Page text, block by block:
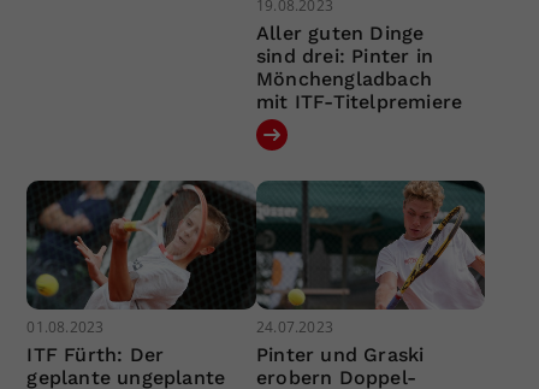
19.08.2023
Aller guten Dinge
sind drei: Pinter in
Mönchengladbach
mit ITF-Titelpremiere
01.08.2023
ITF Fürth: Der
geplante ungeplante
24.07.2023
Pinter und Graski
erobern Doppel-